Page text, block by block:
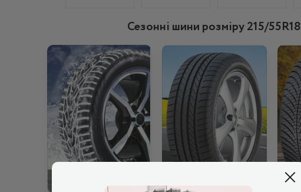
Сезонні шини розміру 215/55R18